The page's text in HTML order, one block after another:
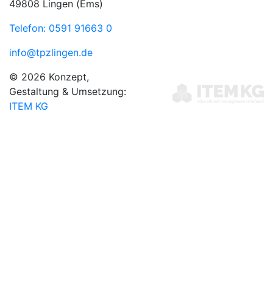
49808 Lingen (Ems)
Telefon: 0591 91663 0
info@tpzlingen.de
© 2026 Konzept,
Gestaltung & Umsetzung:
ITEM KG